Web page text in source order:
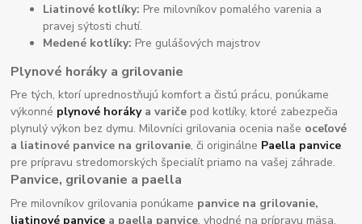
Liatinové kotlíky: Pre milovníkov pomalého varenia a
pravej sýtosti chutí.
Medené kotlíky: Pre gulášových majstrov
Plynové horáky a grilovanie
Pre tých, ktorí uprednostňujú komfort a čistú prácu, ponúkame
výkonné plynové horákya variče pod kotlíky, ktoré zabezpečia
plynulý výkon bez dymu. Milovníci grilovania ocenia naše oceľové
a liatinové panvice na grilovanie, či originálne Paella panvice
pre prípravu stredomorských špecialít priamo na vašej záhrade.
Panvice, grilovanie a paella
Pre milovníkov grilovania ponúkame panvice na grilovanie,
liatinové panvice a paella panvice, vhodné na prípravu mäsa,